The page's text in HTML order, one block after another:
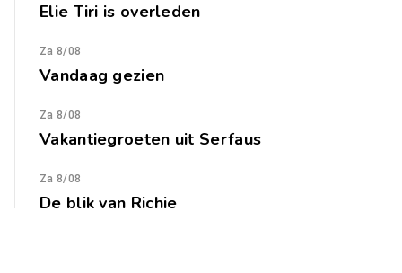
Elie Tiri is overleden
Za 8/08
Vandaag gezien
Za 8/08
Vakantiegroeten uit Serfaus
Za 8/08
De blik van Richie